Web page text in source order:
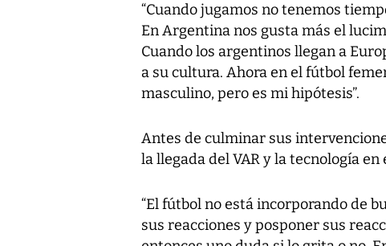
“Cuando jugamos no tenemos
En Argentina nos gusta más el
Cuando los argentinos llegan a
a su cultura. Ahora en el fútbol
masculino, pero es mi hipótesis”.
Antes de culminar sus
la llegada del VAR y la tecnología en
“El fútbol no está incorporando de
sus reacciones y posponer sus